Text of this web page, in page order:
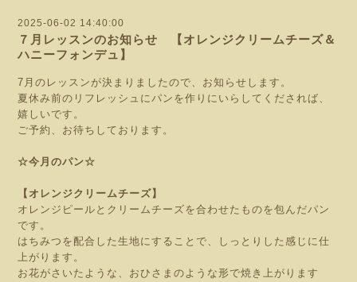
2025-06-02 14:40:00
７月レッスンのお知らせ 【オレンジクリームチーズ＆
ハニーフォンデュ】
7月のレッスンが決まりましたので、お知らせします。
夏休み前のリフレッシュにパンを作りにいらしてくだされば、
嬉しいです。
ご予約、お待ちしております。
☆今月のパン☆
【オレンジクリームチーズ】
オレンジピールとクリームチーズを合わせたものを包んだパン
です。
はちみつを配合した生地にすることで、しっとりした感じに仕
上がります。
お花がさいたような、おひさまのような形で焼き上がります